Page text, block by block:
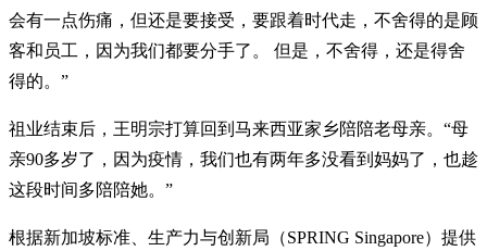
会有一点伤痛，但还是要接受，要跟着时代走，不舍得的是顾
客和员工，因为我们都要分手了。 但是，不舍得，还是得舍
得的。”
祖业结束后，王明宗打算回到马来西亚家乡陪陪老母亲。“母
亲90多岁了，因为疫情，我们也有两年多没看到妈妈了，也趁
这段时间多陪陪她。”
根据新加坡标准、生产力与创新局（SPRING Singapore）提供